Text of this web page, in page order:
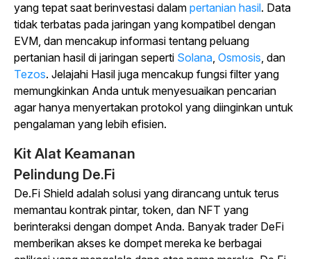
yang tepat saat berinvestasi dalam pertanian hasil. Data
tidak terbatas pada jaringan yang kompatibel dengan
EVM, dan mencakup informasi tentang peluang
pertanian hasil di jaringan seperti Solana, Osmosis, dan
Tezos. Jelajahi Hasil juga mencakup fungsi filter yang
memungkinkan Anda untuk menyesuaikan pencarian
agar hanya menyertakan protokol yang diinginkan untuk
pengalaman yang lebih efisien.
Kit Alat Keamanan
Pelindung De.Fi
De.Fi Shield adalah solusi yang dirancang untuk terus
memantau kontrak pintar, token, dan NFT yang
berinteraksi dengan dompet Anda. Banyak trader DeFi
memberikan akses ke dompet mereka ke berbagai